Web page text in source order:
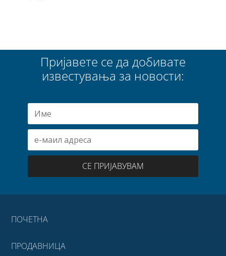
Пријавете се да добивате
известувања за новости:
СЕ ПРИЈАВУВАМ
ПОЧЕТНА
ПРОДАВНИЦА